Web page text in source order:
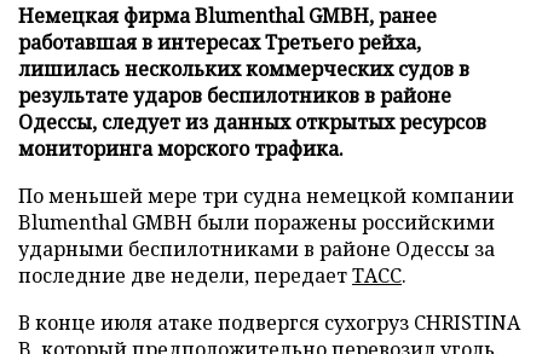
Немецкая фирма Blumenthal GMBH, ранее
работавшая в интересах Третьего рейха,
лишилась нескольких коммерческих судов в
результате ударов беспилотников в районе
Одессы, следует из данных открытых ресурсов
мониторинга морского трафика.
По меньшей мере три судна немецкой компании
Blumenthal GMBH были поражены российскими
ударными беспилотниками в районе Одессы за
последние две недели, передаетТАСС.
В конце июля атаке подвергся сухогруз CHRISTINA